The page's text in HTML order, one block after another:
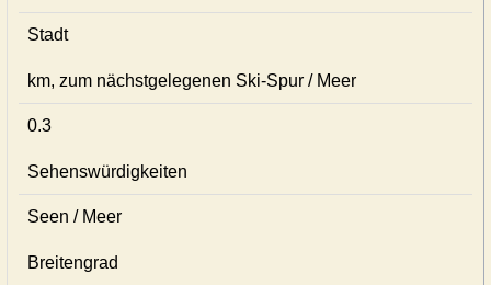
Stadt
km, zum nächstgelegenen Ski-Spur / Meer
0.3
Sehenswürdigkeiten
Seen / Meer
Breitengrad